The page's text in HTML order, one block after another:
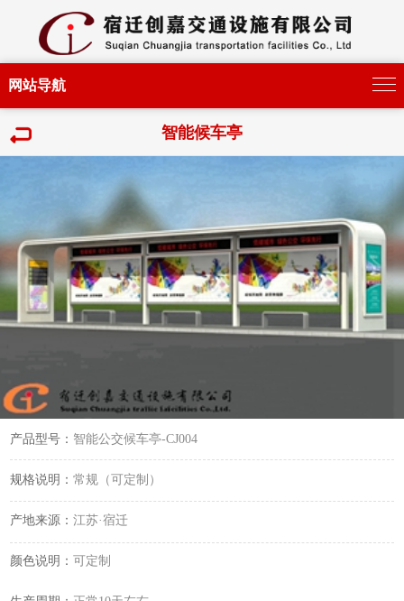
网站导航
智能候车亭
产品型号： 智能公交候车亭-CJ004
规格说明：常规（可定制）
产地来源：江苏·宿迁
颜色说明： 可定制